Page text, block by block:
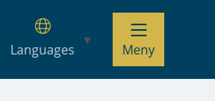
Languages Meny